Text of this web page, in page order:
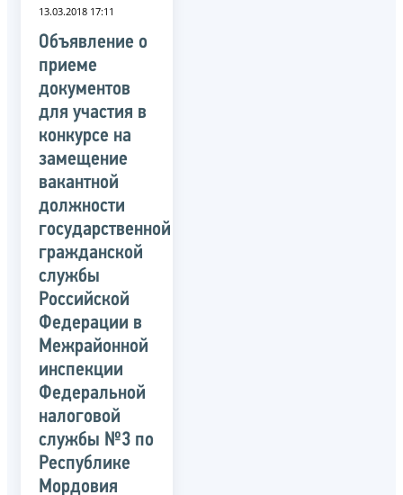
13.03.2018 17:11
Объявление о
приеме
документов
для участия в
конкурсе на
замещение
вакантной
должности
государственной
гражданской
службы
Российской
Федерации в
Межрайонной
инспекции
Федеральной
налоговой
службы №3 по
Республике
Мордовия